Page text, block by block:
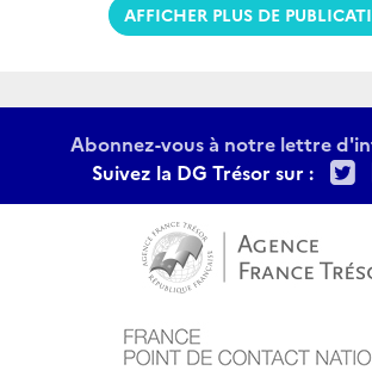
AFFICHER PLUS DE
Abonnez-vous à notre lettre
Suivez la DG Trésor sur :